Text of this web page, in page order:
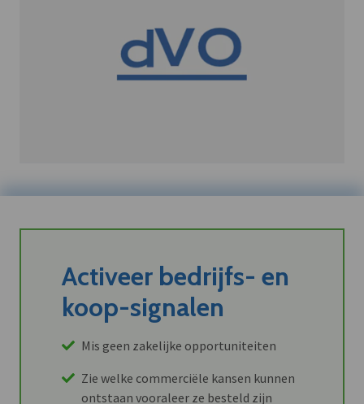
Activeer bedrijfs- en
koop-signalen
Mis geen zakelijke opportuniteiten
Zie welke commerciële kansen kunnen
ontstaan vooraleer ze besteld zijn